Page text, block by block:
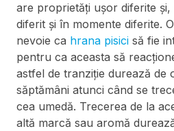
are proprietăți ușor diferite
diferit și în momente diferite.
nevoie ca hrana pisici să fie
pentru ca aceasta să
astfel de tranziție durează de
săptămâni atunci când se
cea umedă. Trecerea de la
altă marcă sau aromă